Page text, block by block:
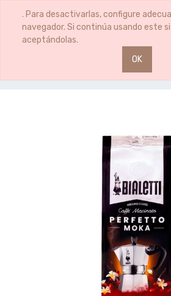
. Para desactivarlas, configure
navegador. Si continúa usando este
aceptándolas.
OK
CAFE MOLIDO 250GR VAINILLA